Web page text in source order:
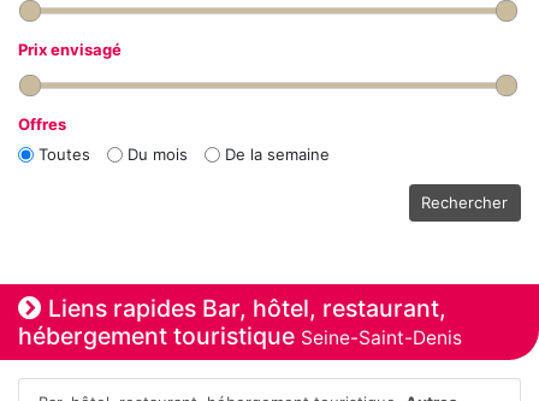
Prix envisagé
Offres
Toutes
Du mois De la semaine
Rechercher
Liens rapides Bar, hôtel, restaurant,
hébergement touristique Seine-Saint-Denis